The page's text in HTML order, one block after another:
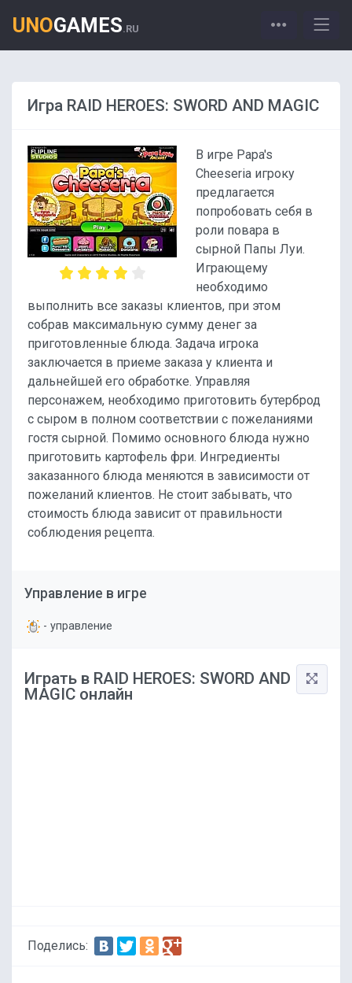
UNOGAMES.RU
Игра RAID HEROES: SWORD AND MAGIC
В игре Papa's
Cheeseria игроку
предлагается
попробовать себя в
роли повара в
сырной Папы Луи.
Играющему
необходимо
выполнить все заказы клиентов, при этом
собрав максимальную сумму денег за
приготовленные блюда. Задача игрока
заключается в приеме заказа у клиента и
дальнейшей его обработке. Управляя
персонажем, необходимо приготовить бутерброд
с сыром в полном соответствии с пожеланиями
гостя сырной. Помимо основного блюда нужно
приготовить картофель фри. Ингредиенты
заказанного блюда меняются в зависимости от
пожеланий клиентов. Не стоит забывать, что
стоимость блюда зависит от правильности
соблюдения рецепта.
Управление в игре
- управление
Играть в RAID HEROES: SWORD AND
MAGIC онлайн
Поделись: